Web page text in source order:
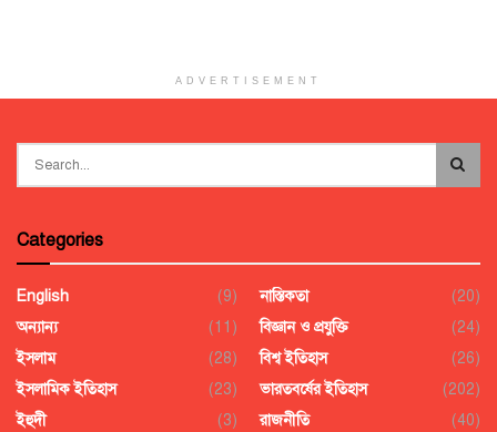
ADVERTISEMENT
Categories
English
(9)
অন্যান্য
(11)
ইসলাম
(28)
ইসলামিক ইতিহাস
(23)
ইহুদী
(3)
নাস্তিকতা
(20)
বিজ্ঞান ও প্রযুক্তি
(24)
বিশ্ব ইতিহাস
(26)
ভারতবর্ষের ইতিহাস
(202)
রাজনীতি
(40)